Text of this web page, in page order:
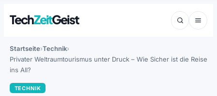
TechZeitGeist
Startseite Technik
Privater Weltraumtourismus unter Druck – Wie Sicher ist die Reise
ins All?
TECHNIK